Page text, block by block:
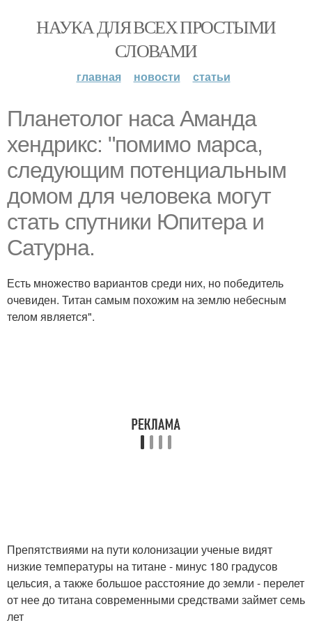
НАУКА ДЛЯ ВСЕХ ПРОСТЫМИ
СЛОВАМИ
главная новости статьи
Планетолог наса Аманда
хендрикс: "помимо марса,
следующим потенциальным
домом для человека могут
стать спутники Юпитера и
Сатурна.
Есть множество вариантов среди них, но победитель
очевиден. Титан самым похожим на землю небесным
телом является".
Препятствиями на пути колонизации ученые видят
низкие температуры на титане - минус 180 градусов
цельсия, а также большое расстояние до земли - перелет
от нее до титана современными средствами займет семь
лет